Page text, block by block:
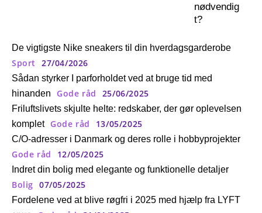
nødvendig
t?
De vigtigste Nike sneakers til din hverdagsgarderobe
Sport 27/04/2026
Sådan styrker I parforholdet ved at bruge tid med
hinanden
Gode råd 25/06/2025
Friluftslivets skjulte helte: redskaber, der gør oplevelsen
komplet Gode råd 13/05/2025
C/O-adresser i Danmark og deres rolle i hobbyprojekter
Gode råd 12/05/2025
Indret din bolig med elegante og funktionelle detaljer
Bolig 07/05/2025
Fordelene ved at blive røgfri i 2025 med hjælp fra LYFT